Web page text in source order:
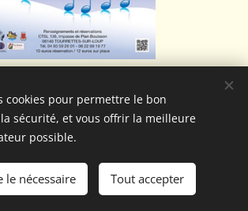
par Webnode
cookies pour permettre le bon
sécurité, et vous offrir la meilleure
possible.
le nécessaire Tout accepter